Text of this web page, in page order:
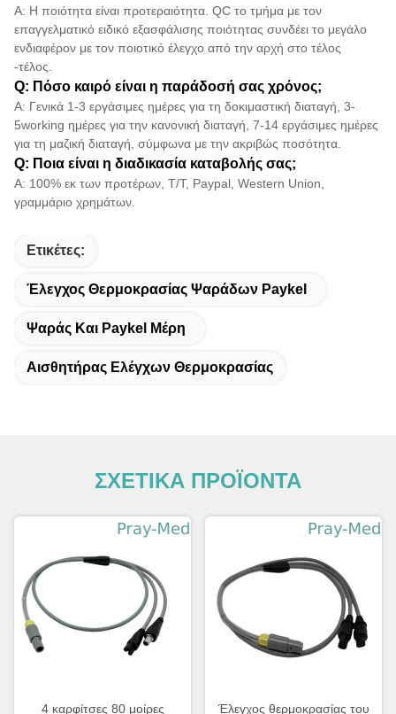
Α: Η ποιότητα είναι προτεραιότητα. QC το τμήμα με τον
επαγγελματικό ειδικό εξασφάλισης ποιότητας συνδέει το μεγάλο
ενδιαφέρον με τον ποιοτικό έλεγχο από την αρχή στο τέλος
-τέλος.
Q: Πόσο καιρό είναι η παράδοσή σας χρόνος;
Α: Γενικά 1-3 εργάσιμες ημέρες για τη δοκιμαστική διαταγή, 3-
5working ημέρες για την κανονική διαταγή, 7-14 εργάσιμες ημέρες
για τη μαζική διαταγή, σύμφωνα με την ακριβώς ποσότητα.
Q: Ποια είναι η διαδικασία καταβολής σας;
Α: 100% εκ των προτέρων, T/T, Paypal, Western Union,
γραμμάριο χρημάτων.
Ετικέτες:
Έλεγχος Θερμοκρασίας Ψαράδων Paykel
Ψαράς Και Paykel Μέρη
Αισθητήρας Ελέγχων Θερμοκρασίας
ΣΧΕΤΙΚΑ ΠΡΟΪΟΝΤΑ
4 καρφίτσες 80 μοίρες
Έλεγχος θερμοκρασίας του